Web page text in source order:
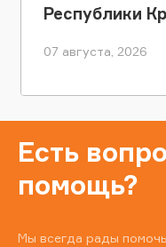
Республики
07 августа, 2026
Есть
помощь?
Мы всегда рады